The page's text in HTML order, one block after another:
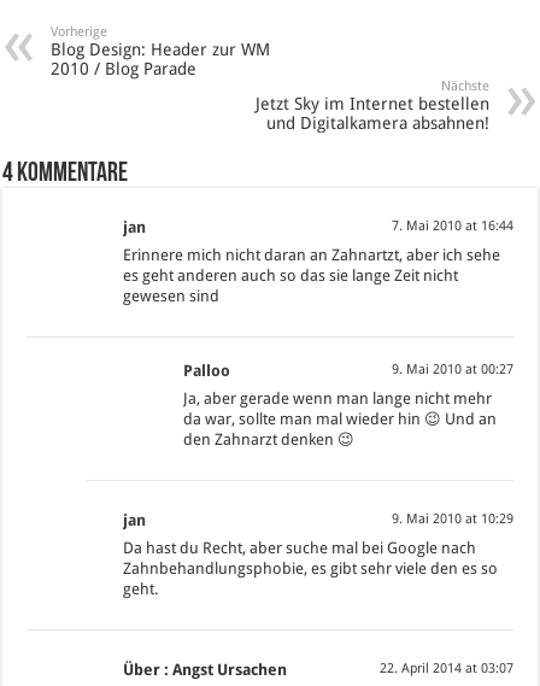
Vorherige
Blog Design: Header zur WM
2010 / Blog Parade
Nächste
Jetzt Sky im Internet bestellen
und Digitalkamera absahnen!
4 Kommentare
jan 7. Mai 2010 at 16:44
Erinnere mich nicht daran an Zahnartzt, aber ich sehe
es geht anderen auch so das sie lange Zeit nicht
gewesen sind
Palloo 9. Mai 2010 at 00:27
Ja, aber gerade wenn man lange nicht mehr
da war, sollte man mal wieder hin 😉 Und an
den Zahnarzt denken 😉
jan 9. Mai 2010 at 10:29
Da hast du Recht, aber suche mal bei Google nach
Zahnbehandlungsphobie, es gibt sehr viele den es so
geht.
Über : Angst Ursachen 22. April 2014 at 03:07